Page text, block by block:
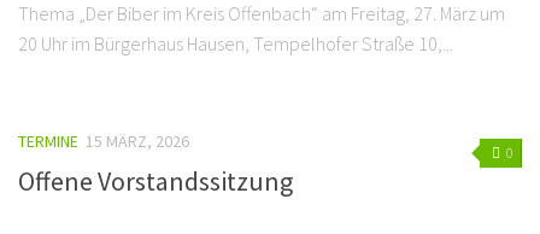
Thema „Der Biber im Kreis Offenbach“ am Freitag, 27. März um
20 Uhr im Bürgerhaus Hausen, Tempelhofer Straße 10,...
0
TERMINE 15 MÄRZ, 2026
Offene Vorstandssitzung